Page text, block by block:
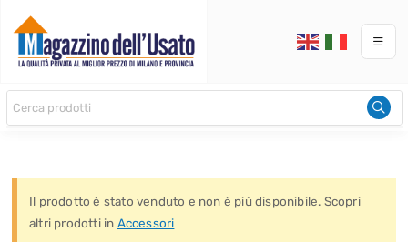
Il prodotto è stato venduto e non è più disponibile. Scopri
altri prodotti in Accessori